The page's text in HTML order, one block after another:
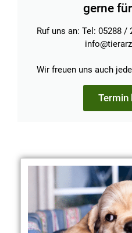
gerne
Ruf uns an: Tel: 05288 /
Wir freuen uns auch
Termin